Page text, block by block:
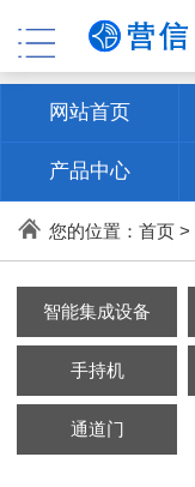
网站首页
产品中心
联系方式
您的位置： 首页>
智能集成设备
手持机
通道门